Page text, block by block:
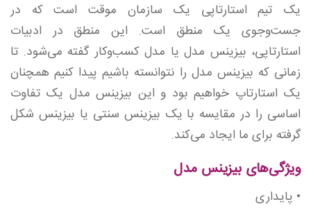
یک تیم استارتاپی یک سازمان موقت است که در
جست‌وجوی یک منطق است. این منطق در ادبیات
استارتاپی، بیزینس مدل یا مدل کسب‌و‌کار گفته می‌شود. تا
زمانی که بیزینس مدل را نتوانسته باشیم پیدا کنیم همچنان
یک استارتاپ خواهیم بود و این بیزینس مدل یک تفاوت
اساسی را در مقایسه با یک بیزینس سنتی یا بیزینس شکل
گرفته برای ما ایجاد می‌کند.
ویژگی‌های بیزینس مدل
• پایداری